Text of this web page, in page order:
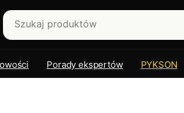
Porady ekspertów PYKSON